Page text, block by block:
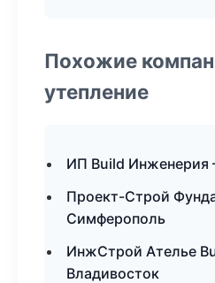
Похожие
утепление
ИП Build Инженерия
Проект-Строй
Симферополь
ИнжСтрой Ателье
Владивосток